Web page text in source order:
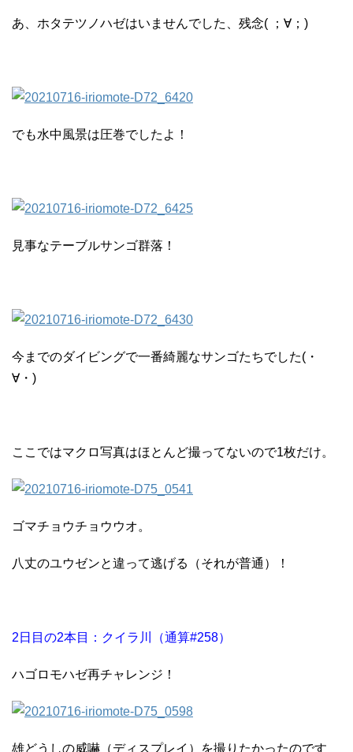
あ、ホタテツノハゼはいませんでした、残念( ；∀；)
でも水中風景は圧巻でしたよ！
見事なテーブルサンゴ群落！
今までのダイビングで一番綺麗なサンゴたちでした(・
∀・)
ここではマクロ写真はほとんど撮ってないので1枚だけ。
ゴマチョウチョウウオ。
八丈のユウゼンと違って逃げる（それが普通）！
2日目の2本目：クイラ川（通算#258）
ハゴロモハゼ再チャレンジ！
雄どうしの威嚇（ディスプレイ）を撮りたかったのです